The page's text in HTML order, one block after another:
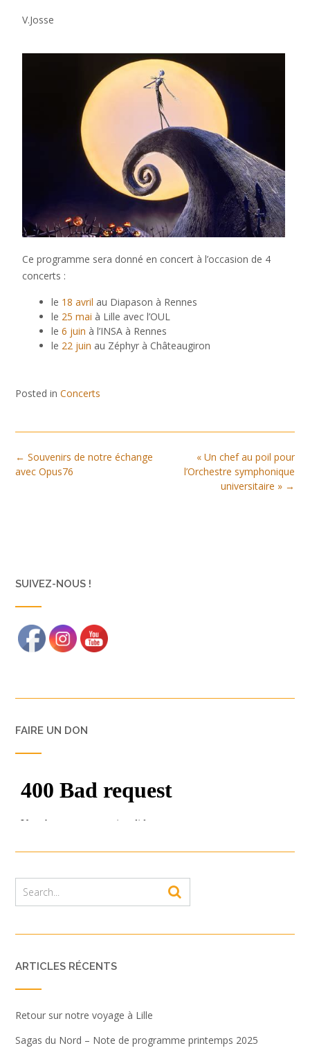
V.Josse
Ce programme sera donné en concert à l’occasion de 4
concerts :
le 18 avril au Diapason à Rennes
le 25 mai à Lille avec l’OUL
le 6 juin à l’INSA à Rennes
le 22 juin au Zéphyr à Châteaugiron
Posted in Concerts
« Un chef au poil pour
l’Orchestre symphonique
universitaire » →
← Souvenirs de notre échange
avec Opus76
SUIVEZ-NOUS !
FAIRE UN DON
ARTICLES RÉCENTS
Retour sur notre voyage à Lille
Sagas du Nord – Note de programme printemps 2025